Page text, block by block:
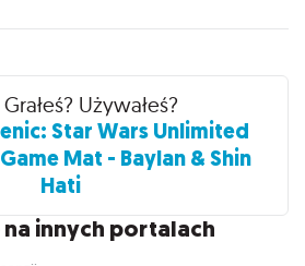
Używałeś?
Star Wars Unlimited
Mat - Baylan & Shin
Hati
na innych portalach